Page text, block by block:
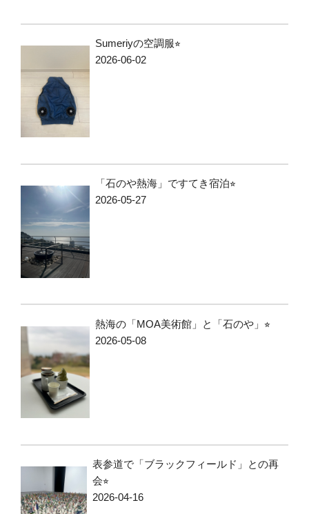
Sumeriyの空調服⭐︎
2026-06-02
「石のや熱海」ですてき宿泊⭐︎
2026-05-27
熱海の「MOA美術館」と「石のや」⭐︎
2026-05-08
表参道で「ブラックフィールド」との再
会⭐︎
2026-04-16